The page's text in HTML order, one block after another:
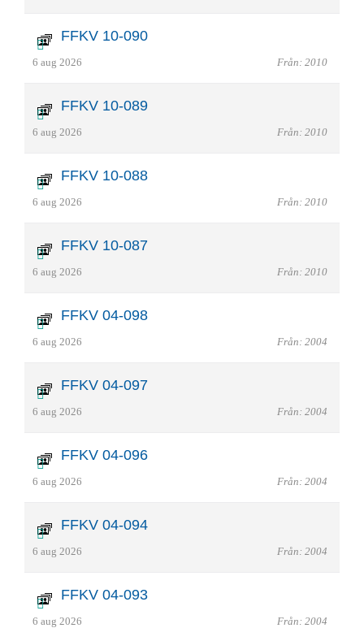
FFKV 10-090
6 aug 2026 Från: 2010
FFKV 10-089
6 aug 2026 Från: 2010
FFKV 10-088
6 aug 2026 Från: 2010
FFKV 10-087
6 aug 2026 Från: 2010
FFKV 04-098
6 aug 2026 Från: 2004
FFKV 04-097
6 aug 2026 Från: 2004
FFKV 04-096
6 aug 2026 Från: 2004
FFKV 04-094
6 aug 2026 Från: 2004
FFKV 04-093
6 aug 2026 Från: 2004